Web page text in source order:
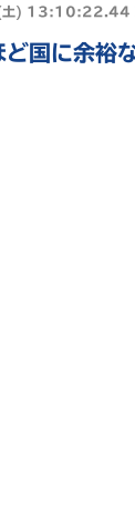
) 13:10:22.44
国に余裕